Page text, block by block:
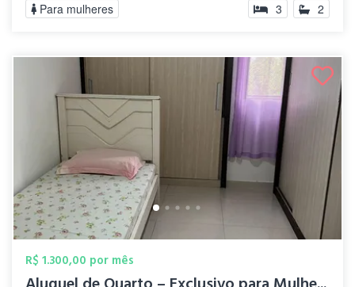
Para mulheres 3 2
R$ 1.300,00 por mês